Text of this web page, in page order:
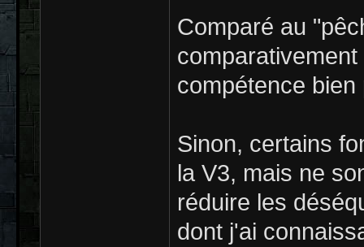
Comparé au
compétence bien
Sinon, certains
la V3, mais ne
réduire les
dont j'ai